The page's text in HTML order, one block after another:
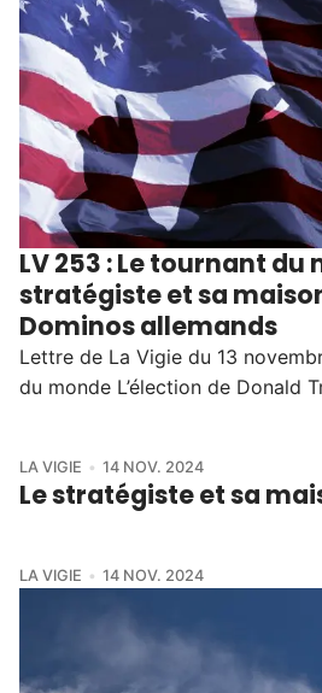
LV 253 : Le tournant du
stratégiste et sa
Dominos allemands
Lettre de La Vigie du 13
du monde L’élection de Donald
LA VIGIE 14 NOV. 2024
Le stratégiste et sa
LA VIGIE 14 NOV. 2024